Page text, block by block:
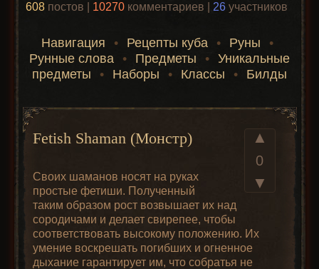
608 постов | 10270 комментариев | 26 участников
Навигация • Рецепты куба • Руны
•
Рунные слова
• Предметы • Уникальные
предметы
• Наборы • Классы • Билды
▲
0
▼
Fetish Shaman (Монстр)
Своих шаманов носят на руках
простые фетиши. Полученный
таким образом рост возвышает их над
сородичами и делает свирепее, чтобы
соответствовать высокому положению. Их
умение воскрешать погибших и огненное
дыхание гарантирует им, что собратья не